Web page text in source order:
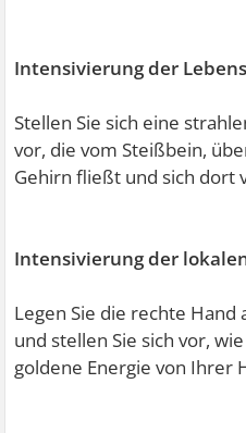
Intensivierung der
Stellen Sie sich eine
vor, die vom Steißbein,
Gehirn fließt und sich dort
Intensivierung der
Legen Sie die rechte
und stellen Sie sich vor,
goldene Energie von Ihrer